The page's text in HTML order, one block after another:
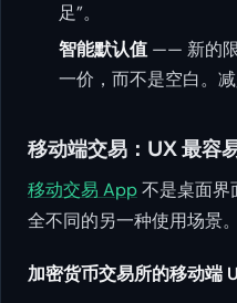
足”。
智能默认值—— 新的限
一价，而不是空白。
移动端交易：UX 最容
移动交易 App不是桌面界
全不同的另一种使用场景。
加密货币交易所的移动端